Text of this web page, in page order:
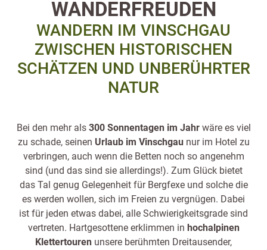
WANDERFREUDEN
WANDERN IM VINSCHGAU
ZWISCHEN HISTORISCHEN
SCHÄTZEN UND UNBERÜHRTER
NATUR
Bei den mehr als 300 Sonnentagen im Jahrwäre es viel
zu schade, seinen Urlaub im Vinschgaunur im Hotel zu
verbringen, auch wenn die Betten noch so angenehm
sind (und das sind sie allerdings!). Zum Glück bietet
das Tal genug Gelegenheit für Bergfexe und solche die
es werden wollen, sich im Freien zu vergnügen. Dabei
ist für jeden etwas dabei, alle Schwierigkeitsgrade sind
vertreten. Hartgesottene erklimmen in hochalpinen
Klettertouren unsere berühmten Dreitausender,